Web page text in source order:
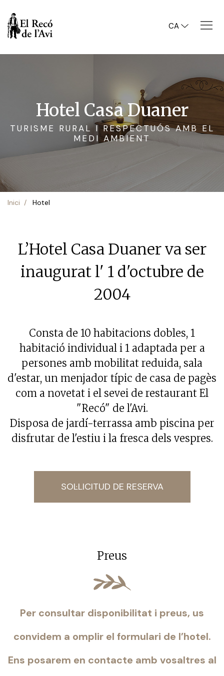
CA
Hotel Casa Duaner
TURISME RURAL I RESPECTUÓS AMB EL
MEDI AMBIENT
Inici Hotel
L’Hotel Casa Duaner va ser
inaugurat l' 1 d'octubre de
2004
Consta de 10 habitacions dobles, 1
habitació individual i 1 adaptada per a
persones amb mobilitat reduida, sala
d'estar, un menjador típic de casa de pagès
com a novetat i el sevei de restaurant El
"Recó" de l'Avi.
Disposa de jardí-terrassa amb piscina per
disfrutar de l'estiu i la fresca dels vespres.
SOL·LICITUD DE RESERVA
Preus
Per consultar disponibilitat i preus, us
convidem a omplir el formulari de l’hotel.
Ens posarem en contacte amb vosaltres al